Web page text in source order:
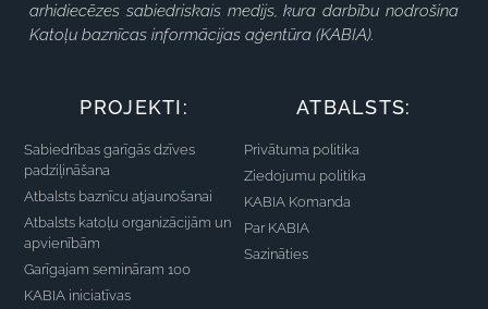
arhidiecēzes sabiedriskais medijs, kura darbību nodrošina
Katoļu baznīcas informācijas aģentūra (KABIA).
PROJEKTI:
Sabiedrības garīgās dzīves
padziļināšana
Atbalsts baznīcu atjaunošanai
Atbalsts katoļu organizācijām un
apvienībām
Garīgajam semināram 100
KABIA iniciatīvas
ATBALSTS:
Privātuma politika
Ziedojumu politika
KABIA Komanda
Par KABIA
Sazināties